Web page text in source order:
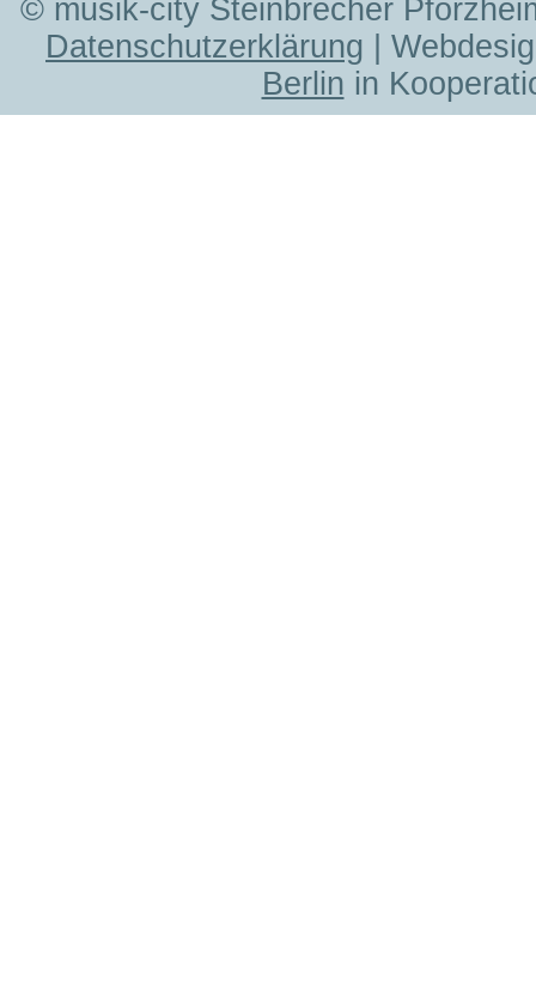
© musik-city Steinbrecher
Datenschutzerklärung |
Berlin in